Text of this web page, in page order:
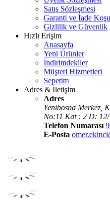
Satış Sözleşmesi
Garanti ve İade
Gizlilik ve Güvenlik
Hızlı Erişim
Anasayfa
Yeni Ürünler
İndirimdekiler
Müşteri Hizmetleri
Sepetim
Adres & İletişim
Adres
Yenibosna Merkez,
No:11 Kat : 2 D:
Telefon Numarası
E-Posta